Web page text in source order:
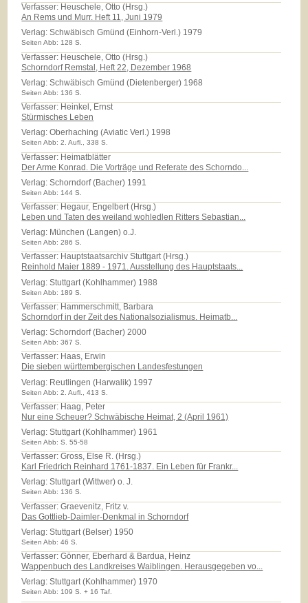
Verfasser: Heuschele, Otto (Hrsg.)
An Rems und Murr. Heft 11, Juni 1979
Verlag:Schwäbisch Gmünd (Einhorn-Verl.) 1979
Seiten Abb: 128 S.
Verfasser: Heuschele, Otto (Hrsg.)
Schorndorf Remstal, Heft 22, Dezember 1968
Verlag:Schwäbisch Gmünd (Dietenberger) 1968
Seiten Abb: 136 S.
Verfasser: Heinkel, Ernst
Stürmisches Leben
Verlag:Oberhaching (Aviatic Verl.) 1998
Seiten Abb: 2. Aufl., 338 S.
Verfasser: Heimatblätter
Der Arme Konrad. Die Vorträge und Referate des Schorndo...
Verlag:Schorndorf (Bacher) 1991
Seiten Abb: 144 S.
Verfasser: Hegaur, Engelbert (Hrsg.)
Leben und Taten des weiland wohledlen Ritters Sebastian...
Verlag: München (Langen) o.J.
Seiten Abb: 286 S.
Verfasser: Hauptstaatsarchiv Stuttgart (Hrsg.)
Reinhold Maier 1889 - 1971. Ausstellung des Hauptstaats...
Verlag:Stuttgart (Kohlhammer) 1988
Seiten Abb: 189 S.
Verfasser: Hammerschmitt, Barbara
Schorndorf in der Zeit des Nationalsozialismus. Heimatb...
Verlag:Schorndorf (Bacher) 2000
Seiten Abb: 367 S.
Verfasser: Haas, Erwin
Die sieben württembergischen Landesfestungen
Verlag: Reutlingen (Harwalik) 1997
Seiten Abb: 2. Aufl., 413 S.
Verfasser: Haag, Peter
Nur eine Scheuer? Schwäbische Heimat, 2 (April 1961)
Verlag:Stuttgart (Kohlhammer) 1961
Seiten Abb: S. 55-58
Verfasser: Gross, Else R. (Hrsg.)
Karl Friedrich Reinhard 1761-1837. Ein Leben für Frankr...
Verlag:Stuttgart (Wittwer) o. J.
Seiten Abb: 136 S.
Verfasser: Graevenitz, Fritz v.
Das Gottlieb-Daimler-Denkmal in Schorndorf
Verlag:Stuttgart (Belser) 1950
Seiten Abb: 46 S.
Verfasser: Gönner, Eberhard & Bardua, Heinz
Wappenbuch des Landkreises Waiblingen. Herausgegeben vo...
Verlag:Stuttgart (Kohlhammer) 1970
Seiten Abb: 109 S. + 16 Taf.